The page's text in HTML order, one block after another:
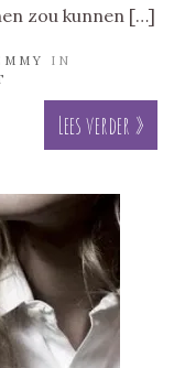
zou kunnen […]
IN
Lees verder »